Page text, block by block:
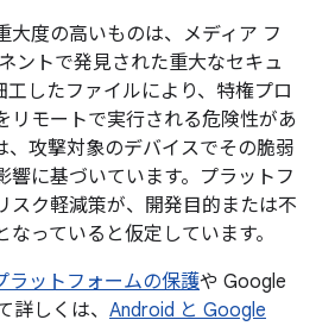
大度の高いものは、メディア フ
ントで発見された重大なセキュ
工したファイルにより、特権プロ
リモートで実行される危険性があ
、攻撃対象のデバイスでその脆弱
響に基づいています。プラットフ
スク軽減策が、開発目的または不
っていると仮定しています。
ラットフォームの保護や Google
詳しくは、 Android と Google